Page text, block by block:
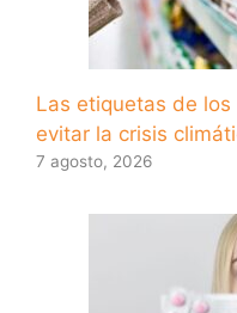
Las etiquetas de los
evitar la crisis
7 agosto, 2026